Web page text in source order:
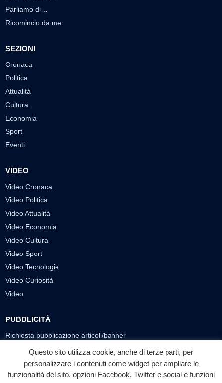
Parliamo di…
Ricomincio da me
SEZIONI
Cronaca
Politica
Attualità
Cultura
Economia
Sport
Eventi
VIDEO
Video Cronaca
Video Politica
Video Attualità
Video Economia
Video Cultura
Video Sport
Video Tecnologie
Video Curiosità
Video
PUBBLICITÀ
Richiesta pubblicazione articoli/banner
SEGUICI SUI SOCIAL
f ◎ ▶
Questo sito utilizza cookie, anche di terze parti, per
personalizzare i contenuti come widget per ampliare le
funzionalità del sito, opzioni Facebook, Twitter e social e funzioni